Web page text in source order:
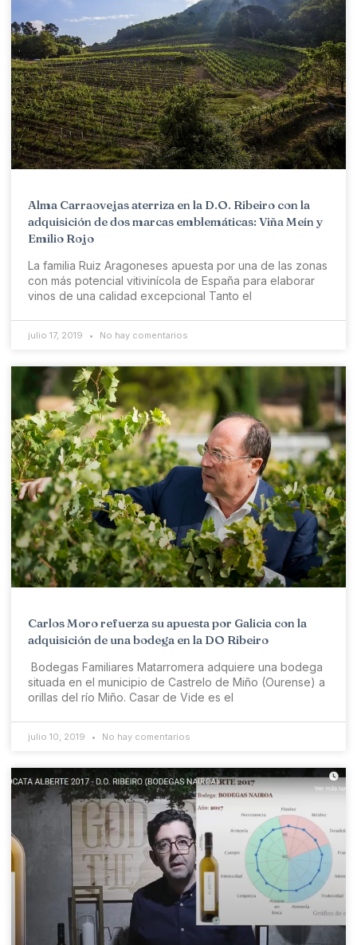
Alma Carraovejas aterriza en la D.O. Ribeiro con la
adquisición de dos marcas emblemáticas: Viña Meín y
Emilio Rojo
La familia Ruiz Aragoneses apuesta por una de las zonas
con más potencial vitivinícola de España para elaborar
vinos de una calidad excepcional Tanto el
julio 17, 2019 No hay comentarios
Carlos Moro refuerza su apuesta por Galicia con la
adquisición de una bodega en la DO Ribeiro
Bodegas Familiares Matarromera adquiere una bodega
situada en el municipio de Castrelo de Miño (Ourense) a
orillas del río Miño. Casar de Vide es el
julio 10, 2019 No hay comentarios